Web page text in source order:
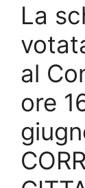
La
al
ore